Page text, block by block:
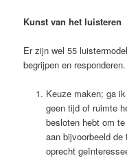
Kunst van het luisteren
Er zijn wel 55
begrijpen en
Keuze maken; ga
geen tijd of ruimte
besloten hebt om
aan bijvoorbeeld
oprecht